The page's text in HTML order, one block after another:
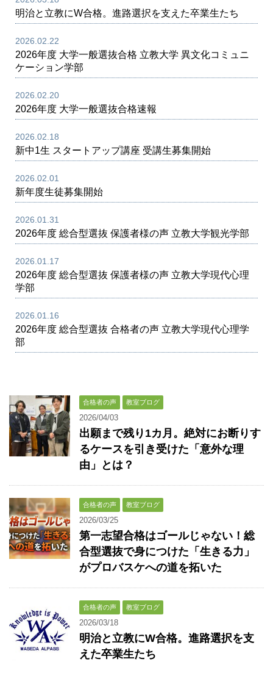
明治と立教にW合格。進路選択を支えた卒業生たち
2026.02.22
2026年度 大学一般選抜合格 立教大学 異文化コミュニ
ケーション学部
2026.02.20
2026年度 大学一般選抜合格速報
2026.02.18
新中1生 スタートアップ講座 受講生募集開始
2026.02.01
新年度生徒募集開始
2026.01.31
2026年度 総合型選抜 保護者様の声 立教大学観光学部
2026.01.17
2026年度 総合型選抜 保護者様の声 立教大学現代心理
学部
2026.01.16
2026年度 総合型選抜 合格者の声 立教大学現代心理学
部
合格者の声 教室ブログ
2026/04/03
出願まで残り1カ月。絶対にお断りす
るケースを引き受けた「意外な理
由」とは？
合格者の声 教室ブログ
2026/03/25
第一志望合格はゴールじゃない！総
合型選抜で身につけた「生きる力」
がプロバスケへの道を拓いた
合格者の声 教室ブログ
2026/03/18
明治と立教にW合格。進路選択を支
えた卒業生たち